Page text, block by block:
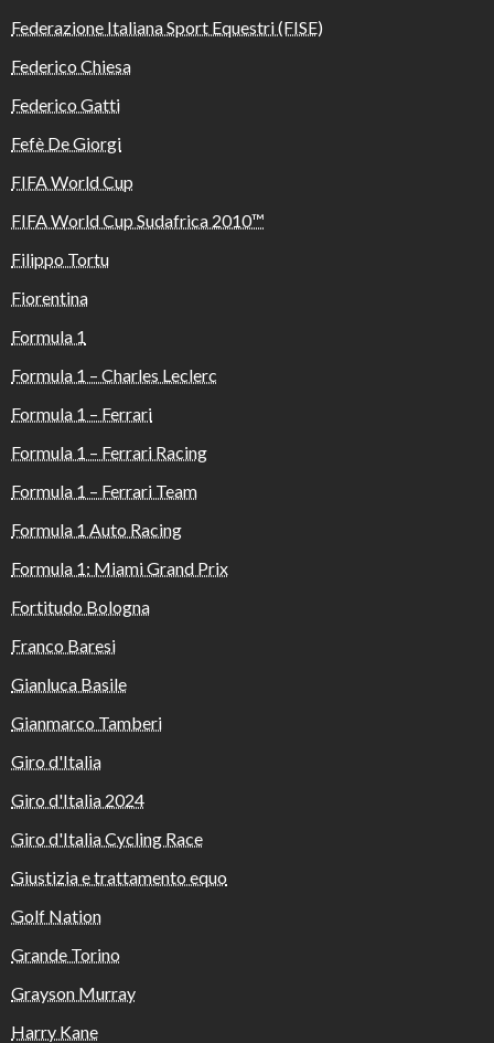
Federazione Italiana Sport Equestri (FISE)
Federico Chiesa
Federico Gatti
Fefè De Giorgi
FIFA World Cup
FIFA World Cup Sudafrica 2010™️
Filippo Tortu
Fiorentina
Formula 1
Formula 1 – Charles Leclerc
Formula 1 – Ferrari
Formula 1 – Ferrari Racing
Formula 1 – Ferrari Team
Formula 1 Auto Racing
Formula 1: Miami Grand Prix
Fortitudo Bologna
Franco Baresi
Gianluca Basile
Gianmarco Tamberi
Giro d'Italia
Giro d'Italia 2024
Giro d'Italia Cycling Race
Giustizia e trattamento equo
Golf Nation
Grande Torino
Grayson Murray
Harry Kane